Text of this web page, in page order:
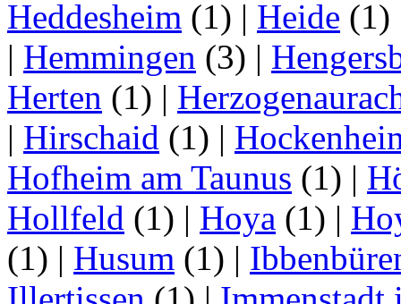
Heddesheim (1) | Heide (1)
| Hemmingen (3) |
Herten (1) |
| Hirschaid (1) |
Hofheim am Taunus (1) |
Hollfeld (1) | Hoya (1) |
(1) | Husum (1) |